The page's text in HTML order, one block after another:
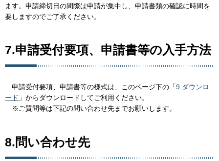
ます。申請締切日の間際は申請が集中し、申請書類の確認に時間を
要しますのでご了承ください。
7.申請受付要項、申請書等の入手方法
申請受付要項、申請書等の様式は、このページ下の「9.ダウンロ
ード 」からダウンロードしてご利用ください。
※ご質問等は下記の問い合わせ先までお願いします。
8.問い合わせ先